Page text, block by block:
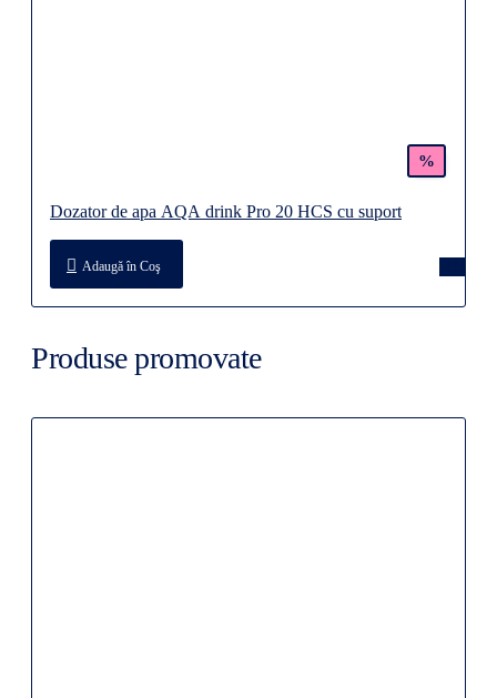
%
Dozator de apa AQA drink Pro 20 HCS cu suport
Adaugă în Coş
Produse promovate